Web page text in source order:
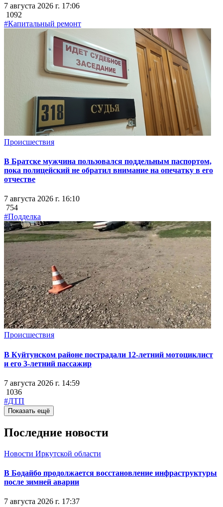
7 августа 2026 г. 17:06
1092
#Капитальный ремонт
Происшествия
В Братске мужчина пользовался поддельным паспортом,
пока полицейский не обратил внимание на опечатку в его
отчестве
7 августа 2026 г. 16:10
754
#Подделка
Происшествия
В Куйтунском районе пострадали 12-летний мотоциклист
и его 3-летний пассажир
7 августа 2026 г. 14:59
1036
#ДТП
Показать ещё
Последние новости
Новости Иркутской области
В Бодайбо продолжается восстановление инфраструктуры
после зимней аварии
7 августа 2026 г. 17:37